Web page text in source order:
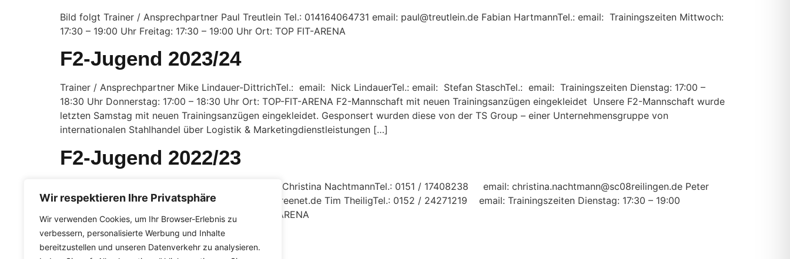
Wir respektieren Ihre Privatsphäre
Wir verwenden Cookies, um Ihr Browser-Erlebnis zu
verbessern, personalisierte Werbung und Inhalte
bereitzustellen und unseren Datenverkehr zu analysieren.
Bild folgt Trainer / Ansprechpartner Paul Treutlein Tel.: 014164064731 email: paul@treutlein.de Fabian HartmannTel.: email: Trainingszeiten Mittwoch:
17:30 – 19:00 Uhr Freitag: 17:30 – 19:00 Uhr Ort: TOP FIT-ARENA
F2-Jugend 2023/24
Trainer / Ansprechpartner Mike Lindauer-DittrichTel.: email: Nick LindauerTel.: email: Stefan StaschTel.: email: Trainingszeiten Dienstag: 17:00 –
18:30 Uhr Donnerstag: 17:00 – 18:30 Uhr Ort: TOP-FIT-ARENA F2-Mannschaft mit neuen Trainingsanzügen eingekleidet Unsere F2-Mannschaft wurde
letzten Samstag mit neuen Trainingsanzügen eingekleidet. Gesponsert wurden diese von der TS Group – einer Unternehmensgruppe von
internationalen Stahlhandel über Logistik & Marketingdienstleistungen […]
F2-Jugend 2022/23
Bild folgt Trainer(innen) / Ansprechpartner(innen) Christina NachtmannTel.: 0151 / 17408238 email: christina.nachtmann@sc08reilingen.de Peter
KühnleTel.: 0171 / 9452425 email: gp.kuehnle@freenet.de Tim TheiligTel.: 0152 / 24271219 email: Trainingszeiten Dienstag: 17:30 – 19:00
Uhr Donnerstag: 17:30 – 19:00 Uhr Ort: TOP-FIT-ARENA